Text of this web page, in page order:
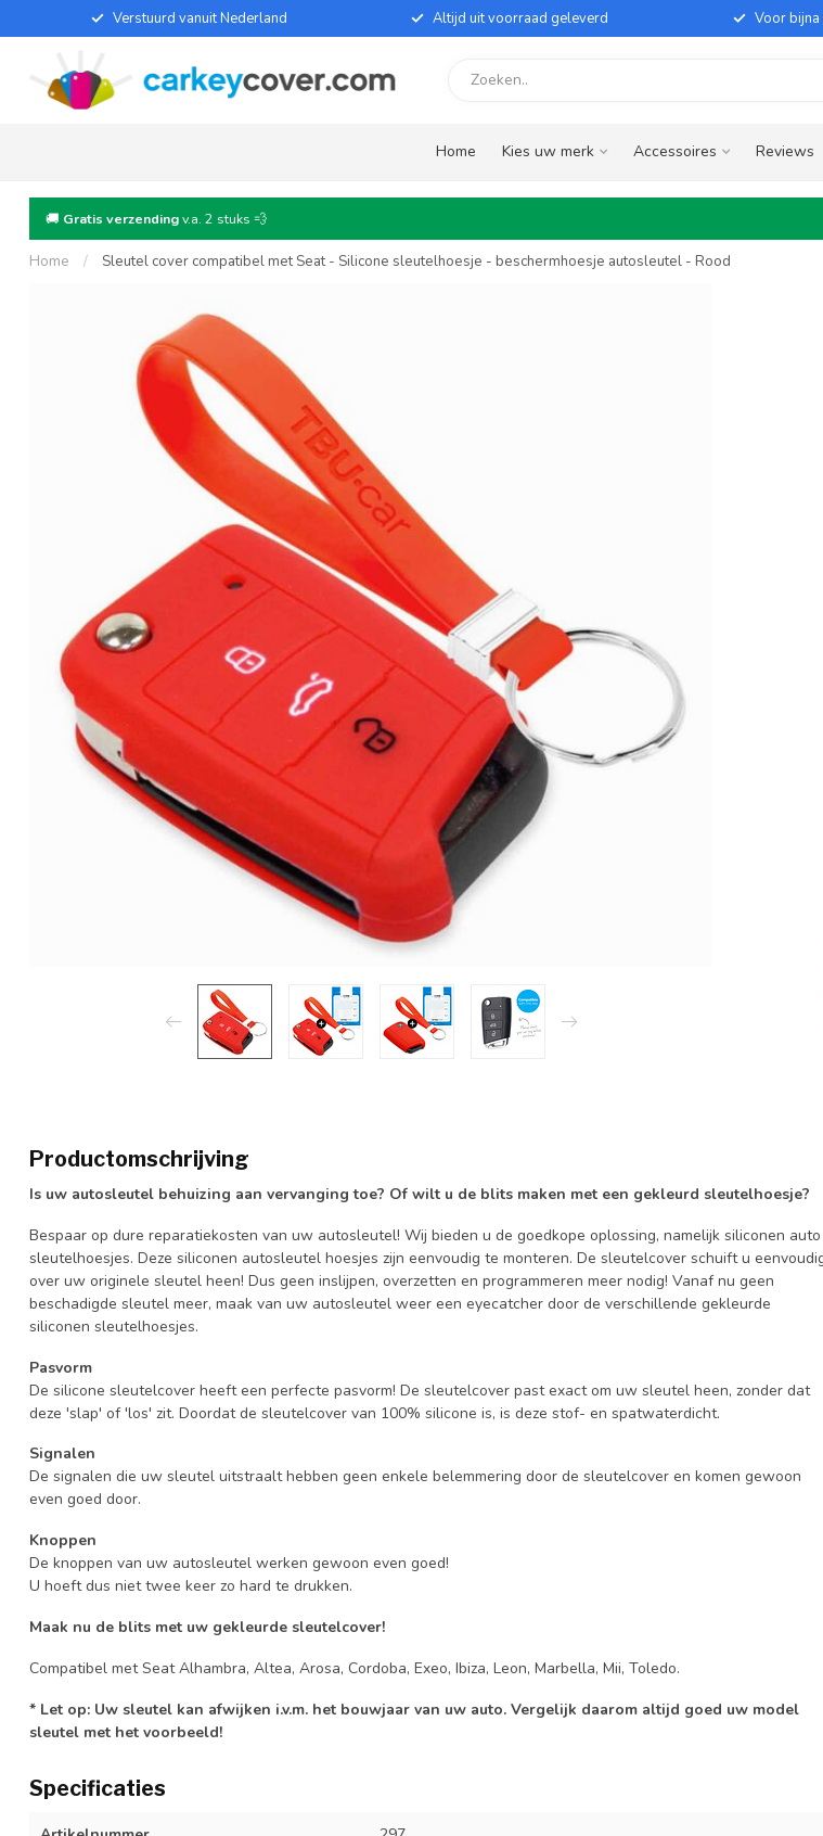
Verstuurd vanuit Nederland Altijd uit voorraad geleverd Voor
Home Kies uw merk Accessoires Reviews
🚚 Gratis verzendingv.a. 2 stuks 💨
Home / Sleutel cover compatibel met Seat - Silicone sleutelhoesje - beschermhoesje autosleutel - Rood
Productomschrijving
Is uw autosleutel behuizing aan vervanging toe? Of wilt u de blits maken met een gekleurd sleutelhoesje?
Bespaar op dure reparatiekosten van uw autosleutel! Wij bieden u de goedkope oplossing, namelijk siliconen auto
sleutelhoesjes. Deze siliconen autosleutel hoesjes zijn eenvoudig te monteren. De sleutelcover schuift u
over uw originele sleutel heen! Dus geen inslijpen, overzetten en programmeren meer nodig! Vanaf nu geen
beschadigde sleutel meer, maak van uw autosleutel weer een eyecatcher door de verschillende gekleurde
siliconen sleutelhoesjes.
Pasvorm
De silicone sleutelcover heeft een perfecte pasvorm! De sleutelcover past exact om uw sleutel heen, zonder dat
deze 'slap' of 'los' zit. Doordat de sleutelcover van 100% silicone is, is deze stof- en spatwaterdicht.
Signalen
De signalen die uw sleutel uitstraalt hebben geen enkele belemmering door de sleutelcover en komen gewoon
even goed door.
Knoppen
De knoppen van uw autosleutel werken gewoon even goed!
U hoeft dus niet twee keer zo hard te drukken.
Maak nu de blits met uw gekleurde sleutelcover!
Compatibel met Seat Alhambra, Altea, Arosa, Cordoba, Exeo, Ibiza, Leon, Marbella, Mii, Toledo.
* Let op: Uw sleutel kan afwijken i.v.m. het bouwjaar van uw auto. Vergelijk daarom altijd goed uw model
sleutel met het voorbeeld!
Specificaties